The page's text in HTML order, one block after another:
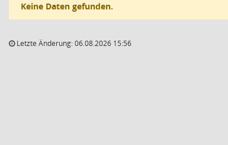
Keine Daten gefunden.
Letzte Änderung: 06.08.2026 15:56